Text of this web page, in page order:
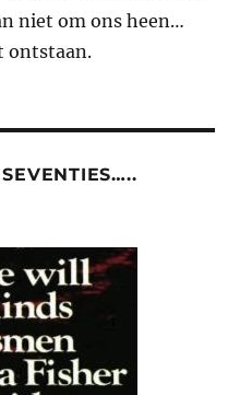
niet om ons heen…
ontstaan.